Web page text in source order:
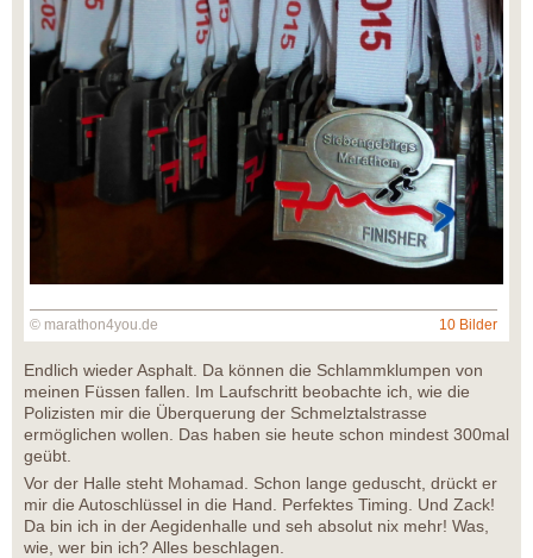
© marathon4you.de 10 Bilder
Endlich wieder Asphalt. Da können die Schlammklumpen von
meinen Füssen fallen. Im Laufschritt beobachte ich, wie die
Polizisten mir die Überquerung der Schmelztalstrasse
ermöglichen wollen. Das haben sie heute schon mindest 300mal
geübt.
Vor der Halle steht Mohamad. Schon lange geduscht, drückt er
mir die Autoschlüssel in die Hand. Perfektes Timing. Und Zack!
Da bin ich in der Aegidenhalle und seh absolut nix mehr! Was,
wie, wer bin ich? Alles beschlagen.